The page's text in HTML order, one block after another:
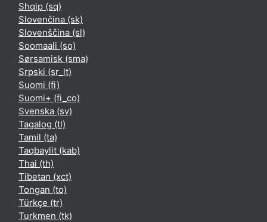
Shqip ‎(sq)‎
Slovenčina ‎(sk)‎
Slovenščina ‎(sl)‎
Soomaali ‎(so)‎
Sørsamisk ‎(sma)‎
Srpski ‎(sr_lt)‎
Suomi ‎(fi)‎
Suomi+ ‎(fi_co)‎
Svenska ‎(sv)‎
Tagalog ‎(tl)‎
Tamil ‎(ta)‎
Taqbaylit ‎(kab)‎
Thai ‎(th)‎
Tibetan ‎(xct)‎
Tongan ‎(to)‎
Türkçe ‎(tr)‎
Turkmen ‎(tk)‎